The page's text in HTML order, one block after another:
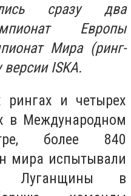
сразу два
Европы
Мира (ринг-
ISKA.
и четырех
в Международном
более 840
мира испытывали
в